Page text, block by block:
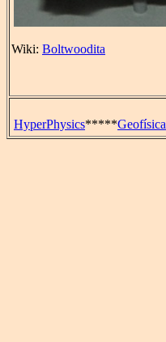
Wiki: Boltwoodita
HyperPhysics*****Geofísica